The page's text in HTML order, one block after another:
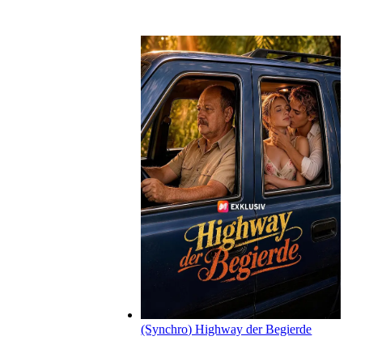
(Synchro) Highway der Begierde